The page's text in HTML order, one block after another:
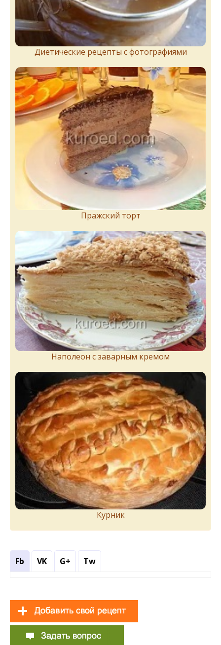
Диетические рецепты с фотографиями
Пражский торт
Наполеон с заварным кремом
Курник
Fb VK G+ Tw